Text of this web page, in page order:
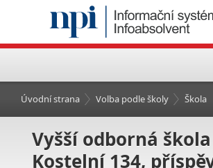
Úvodní strana Volba podle školy Škola
Vyšší odborná
Kostelní 134,